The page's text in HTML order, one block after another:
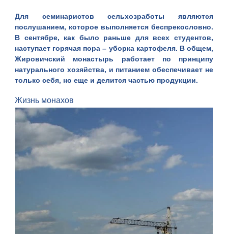
Для семинаристов сельхозработы являются
послушанием, которое выполняется беспрекословно.
В сентябре, как было раньше для всех студентов,
наступает горячая пора – уборка картофеля. В общем,
Жировичский монастырь работает по принципу
натурального хозяйства, и питанием обеспечивает не
только себя, но еще и делится частью продукции.
Жизнь монахов